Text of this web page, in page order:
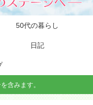
50代の暮らし
日記
含みます。